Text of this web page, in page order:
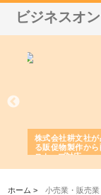
ビジネスオ
株式会社耕文社
る販促物製作か
ストップ対応
ホーム >小売業・販売業